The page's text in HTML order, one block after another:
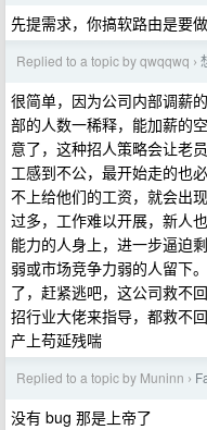
先提需求，你搞软路由是要
Replied to a topic by qwqqwq ›
很简单，因为公司内部调薪
部的人数一稀释，能加薪的
意了，这种招人策略会让老
工感到不公，最开始走的也
不上给他们的工资，就会出
过多，工作难以开展，新人
能力的人身上，进一步逼迫
弱或市场竞争力弱的人留下
了，赶紧逃吧，这公司救不
招行业大佬来指导，都救不
产上苟延残喘
Replied to a topic by Muninn ›
没有 bug 那是上帝了